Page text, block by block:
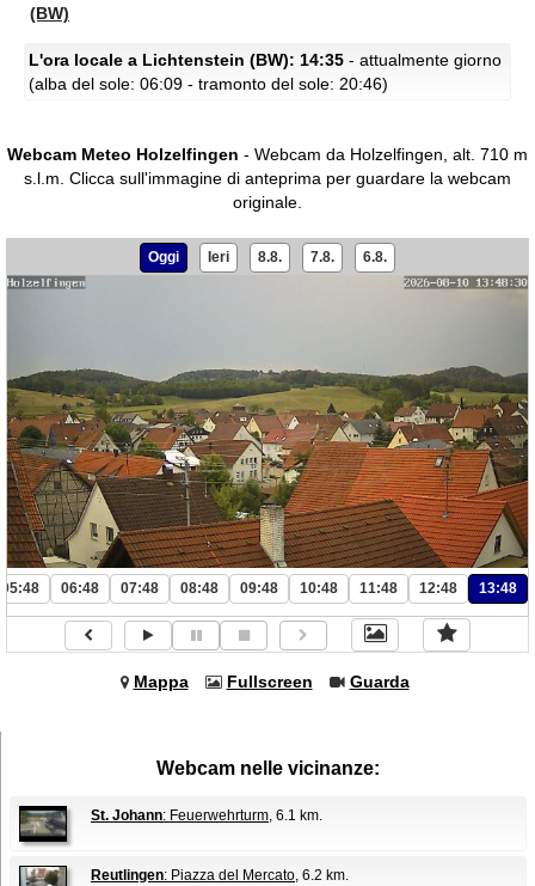
(BW)
L'ora locale a Lichtenstein (BW): 14:35 - attualmente giorno
(alba del sole: 06:09 - tramonto del sole: 20:46)
Webcam Meteo Holzelfingen - Webcam da Holzelfingen, alt. 710 m
s.l.m. Clicca sull'immagine di anteprima per guardare la webcam
originale.
Oggi Ieri 8.8. 7.8. 6.8.
05:48 06:48 07:48 08:48 09:48 10:48 11:48 12:48 13:48
Mappa Fullscreen Guarda
Webcam nelle vicinanze:
St. Johann: Feuerwehrturm, 6.1 km.
Reutlingen: Piazza del Mercato, 6.2 km.